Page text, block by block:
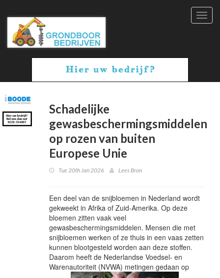
Schadelijke
gewasbeschermingsmiddelen
op rozen van buiten
Europese Unie
Tue 20th Jan 2026 Lees Bron
Een deel van de snijbloemen in Nederland wordt
gekweekt in Afrika of Zuid-Amerika. Op deze
bloemen zitten vaak veel
gewasbeschermingsmiddelen. Mensen die met
snijbloemen werken of ze thuis in een vaas zetten
kunnen blootgesteld worden aan deze stoffen.
Daarom heeft de Nederlandse Voedsel- en
Warenautoriteit (NVWA) metingen gedaan op